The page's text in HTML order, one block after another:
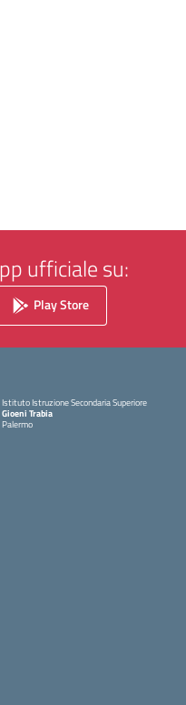
ufficiale su:
Play Store
Istituto Istruzione Secondaria Superiore
Gioeni Trabia
Palermo